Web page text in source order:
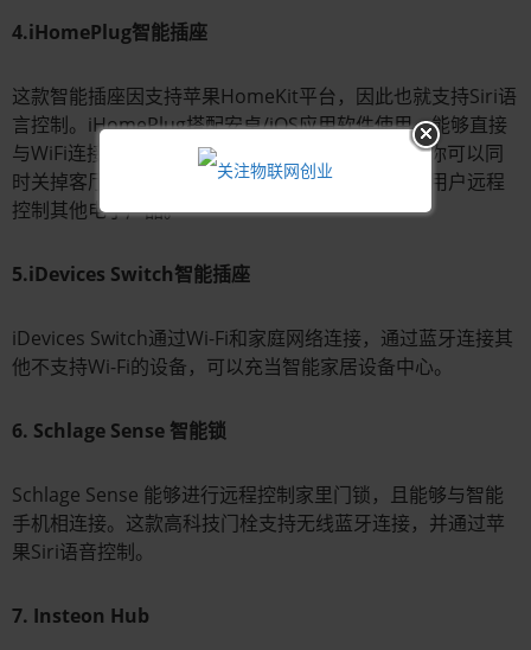
4.iHomePlug智能插座
这款智能插座因支持苹果HomeKit平台，因此也就支持Siri语
言控制。iHomePlug搭配安卓/iOS应用软件使用，能够直接
与WiFi连接，可以让用户同时控制多个插座，比如你可以同
时关掉客厅内所有灯光。此外，这款设备还可以让用户远程
控制其他电子产品。
5.iDevices Switch智能插座
iDevices Switch通过Wi-Fi和家庭网络连接，通过蓝牙连接其
他不支持Wi-Fi的设备，可以充当智能家居设备中心。
6. Schlage Sense 智能锁
Schlage Sense 能够进行远程控制家里门锁，且能够与智能
手机相连接。这款高科技门栓支持无线蓝牙连接，并通过苹
果Siri语音控制。
7. Insteon Hub